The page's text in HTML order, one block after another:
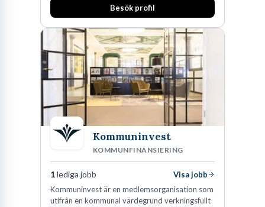
Besök profil
Kommuninvest
KOMMUNFINANSIERING
1lediga jobb
Visa jobb
Kommuninvest är en medlemsorganisation som
utifrån en kommunal värdegrund verkningsfullt